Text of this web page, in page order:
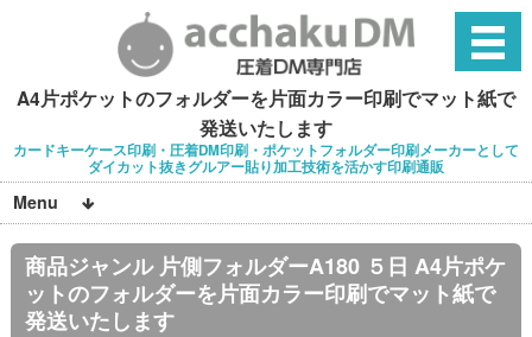
A4片ポケットのフォルダーを片面カラー印刷でマット紙で
発送いたします
カードキーケース印刷・圧着DM印刷・ポケットフォルダー印刷メーカーとして
ダイカット抜きグルアー貼り加工技術を活かす印刷通販
Menu
商品ジャンル 片側フォルダーA180 ５日 A4片ポケ
ットのフォルダーを片面カラー印刷でマット紙で
発送いたします